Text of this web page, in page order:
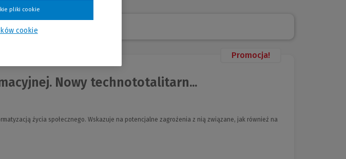
Promocja!
Nowy technototalitarn...
życia społecznego. Wskazuje na potencjalne zagrożenia z nią związane, jak również na
cookie
pliki cookie